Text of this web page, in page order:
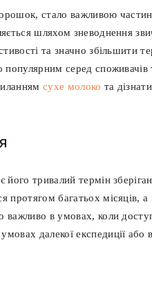
стало важливою
шляхом зневоднення
та значно збільшити
серед споживачів
сухе молоко та
тривалий термін
багатьох місяців, а
важливо в умовах, коли
далекої експедиції або